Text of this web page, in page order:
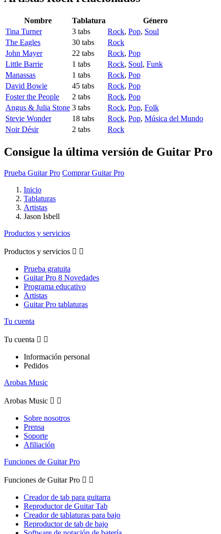
Nombre Tablatura
Género
Tina Turner
3 tabs Rock, Pop, Soul
The Eagles
30 tabs
Rock
John Mayer
22 tabs Rock, Pop
Little Barrie
1 tabs Rock, Soul, Funk
Manassas
1 tabs Rock, Pop
David Bowie
45 tabs Rock, Pop
Foster the People
2 tabs Rock, Pop
Angus & Julia Stone 3 tabs Rock, Pop, Folk
Stevie Wonder
18 tabs Rock, Pop, Música del Mundo
Noir Désir
2 tabs Rock
Consigue la última versión de Guitar Pro
Prueba Guitar Pro Comprar Guitar Pro
Inicio
Tablaturas
Artistas
Jason Isbell
Productos y servicios
Productos y servicios  
Prueba gratuita
Guitar Pro 8 Novedades
Programa educativo
Artistas
Guitar Pro tablaturas
Tu cuenta
Tu cuenta  
Información personal
Pedidos
Arobas Music
Arobas Music  
Sobre nosotros
Prensa
Soporte
Afiliación
Funciones de Guitar Pro
Funciones de Guitar Pro  
Creador de tab para guitarra
Reproductor de Guitar Tab
Creador de tablaturas para bajo
Reproductor de tab de bajo